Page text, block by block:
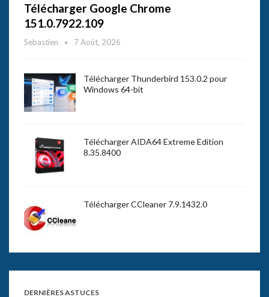
Télécharger Google Chrome
151.0.7922.109
Sebastien 7 Août, 2026
Télécharger Thunderbird 153.0.2 pour
Windows 64-bit
Télécharger AIDA64 Extreme Edition
8.35.8400
Télécharger CCleaner 7.9.1432.0
DERNIÈRES ASTUCES